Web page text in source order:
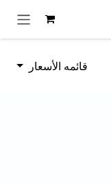
قائمه الأسعار